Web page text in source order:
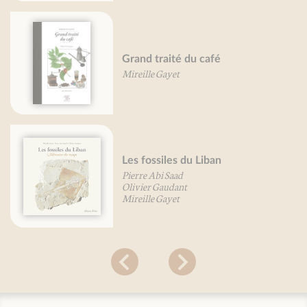
Grand traité du café
Mireille Gayet
Les fossiles du Liban
Pierre Abi Saad
Olivier Gaudant
Mireille Gayet